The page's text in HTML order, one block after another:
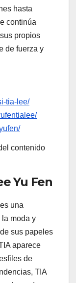
hasta
continúa
propios
de fuerza y
tia-lee/
contenido
Yu Fen
una
moda y
sus papeles
aparece
de
TIA